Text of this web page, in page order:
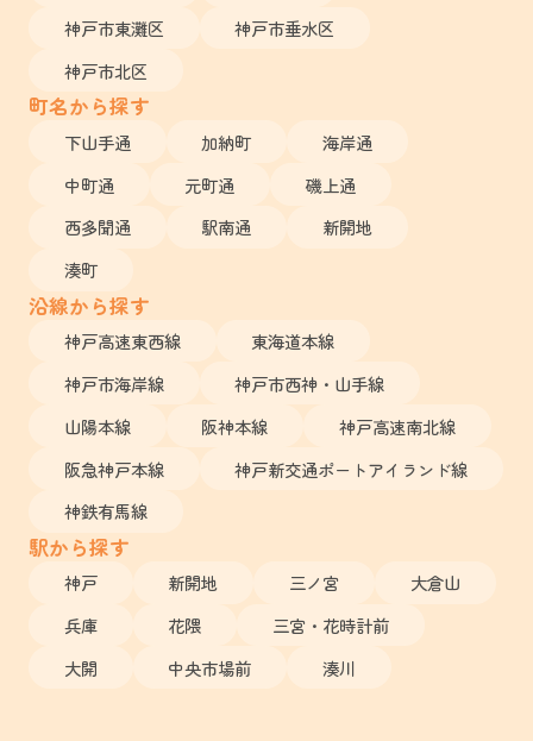
神戸市東灘区
神戸市垂水区
神戸市北区
町名から探す
下山手通 加納町
海岸通
中町通
元町通
磯上通
西多聞通
駅南通
新開地
湊町
沿線から探す
神戸高速東西線
東海道本線
神戸市海岸線
神戸市西神・山手線
山陽本線
阪神本線
神戸高速南北線
阪急神戸本線
神戸新交通ポートアイランド線
神鉄有馬線
駅から探す
神戸 新開地 三ノ宮
大倉山
兵庫
花隈
三宮・花時計前
大開
中央市場前 湊川